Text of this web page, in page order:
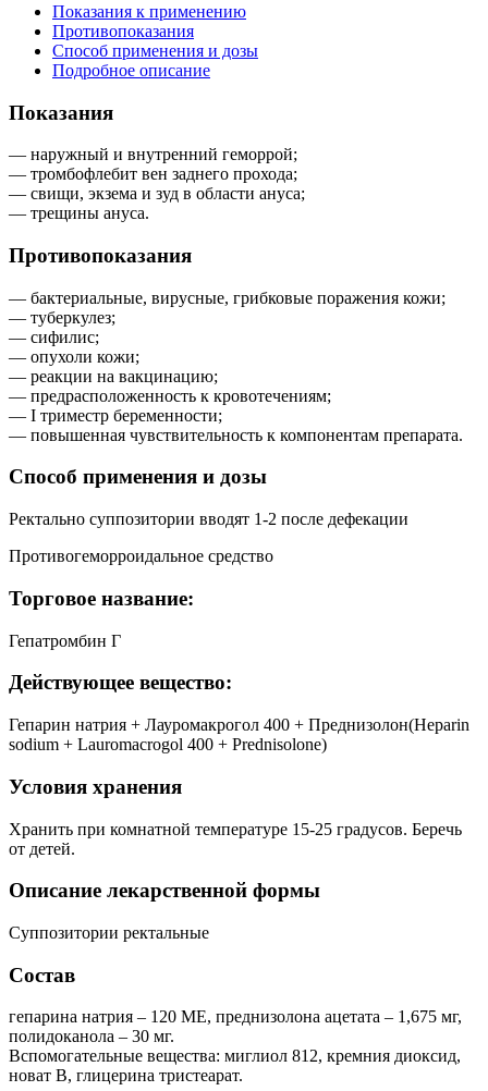
Показания к применению
Противопоказания
Способ применения и дозы
Подробное описание
Показания
— наружный и внутренний геморрой;
— тромбофлебит вен заднего прохода;
— свищи, экзема и зуд в области ануса;
— трещины ануса.
Противопоказания
— бактериальные, вирусные, грибковые поражения кожи;
— туберкулез;
— сифилис;
— опухоли кожи;
— реакции на вакцинацию;
— предрасположенность к кровотечениям;
— I триместр беременности;
— повышенная чувствительность к компонентам препарата.
Способ применения и дозы
Ректально суппозитории вводят 1-2 после дефекации
Противогеморроидальное средство
Торговое название:
Гепатромбин Г
Действующее вещество:
Гепарин натрия + Лауромакрогол 400 + Преднизолон(Heparin
sodium + Lauromacrogol 400 + Prednisolone)
Условия хранения
Хранить при комнатной температуре 15-25 градусов. Беречь
от детей.
Описание лекарственной формы
Суппозитории ректальные
Состав
гепарина натрия – 120 МЕ, преднизолона ацетата – 1,675 мг,
полидоканола – 30 мг.
Вспомогательные вещества: миглиол 812, кремния диоксид,
новат B, глицерина тристеарат.